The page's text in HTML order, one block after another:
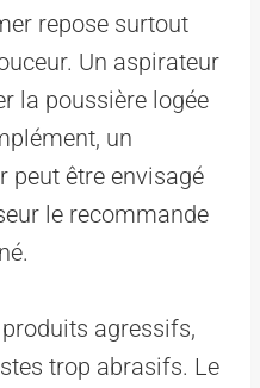
repose surtout
Un aspirateur
la poussière logée
un
peut être envisagé
le recommande
agressifs,
trop abrasifs. Le